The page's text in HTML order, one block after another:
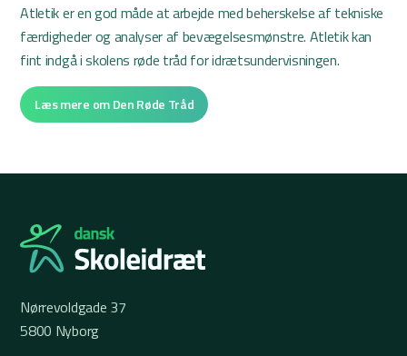
Atletik er en god måde at arbejde med beherskelse af tekniske
færdigheder og analyser af bevægelsesmønstre. Atletik kan
fint indgå i skolens røde tråd for idrætsundervisningen.
Læs mere om Den Røde Tråd
Nørrevoldgade 37
5800 Nyborg